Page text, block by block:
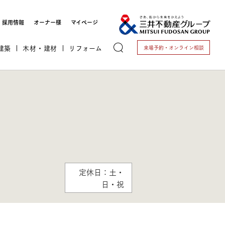
採用情報 オーナー様 マイページ
これから開業される方
開業されている方
築 木材・建材 リフォーム 来場予約・ オンライン相談
定休日：土・
日・祝